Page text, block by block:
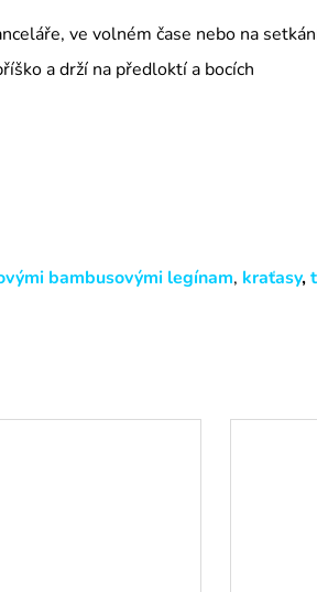
ve volném čase nebo na
a drží na předloktí a bocích
bambusovými legínam, kraťasy,